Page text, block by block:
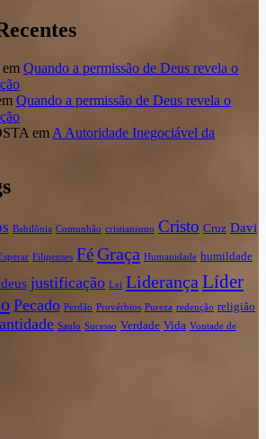
em Quando a permissão de Deus revela o
Quando a permissão de Deus revela o
em A Autoridade Inegociável da
Babilônia Comunhão cristianismo Cristo Cruz Davi
Filipenses FéGraça Humanidade humildade
justificação Lei Liderança Líder
Pecado Perdão Provérbios Pureza redenção religião
Saulo Sucesso Verdade Vida Vontade de